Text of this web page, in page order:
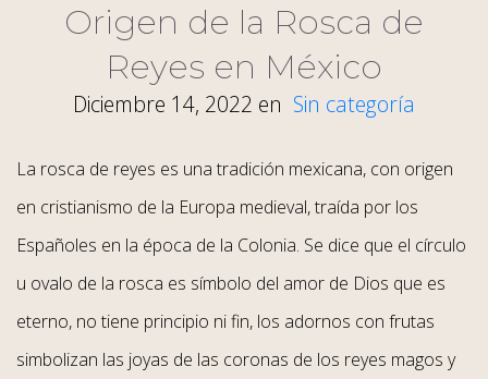
Origen de la Rosca de
Reyes en México
Diciembre 14, 2022 en Sin categoría
La rosca de reyes es una tradición mexicana, con origen
en cristianismo de la Europa medieval, traída por los
Españoles en la época de la Colonia. Se dice que el círculo
u ovalo de la rosca es símbolo del amor de Dios que es
eterno, no tiene principio ni fin, los adornos con frutas
simbolizan las joyas de las coronas de los reyes magos y